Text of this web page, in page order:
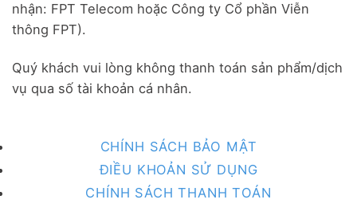
nhận: FPT Telecom hoặc Công ty Cổ phần Viễn
thông FPT).
Quý khách vui lòng không thanh toán sản phẩm/dịch
vụ qua số tài khoản cá nhân.
CHÍNH SÁCH BẢO MẬT
ĐIỀU KHOẢN SỬ DỤNG
CHÍNH SÁCH THANH TOÁN